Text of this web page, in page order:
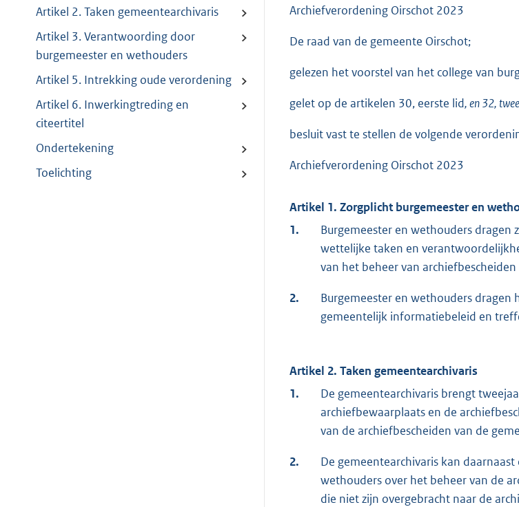
Artikel 2. Taken gemeentearchivaris
Artikel 3. Verantwoording door
burgemeester en wethouders
Artikel 5. Intrekking oude verordening
Artikel 6. Inwerkingtreding en
citeertitel
Ondertekening
Toelichting
Archiefverordening Oirschot 2023
De raad van de gemeente Oirschot;
gelezen het voorstel van het college van
gelet op de artikelen 30, eerste lid, en 32,
besluit vast te stellen de volgende
Archiefverordening Oirschot 2023
Artikel 1. Zorgplicht burgemeester en
1.
Burgemeester en wethouders
wettelijke taken en
van het beheer van
2.
Burgemeester en wethouders
gemeentelijk informatiebeleid en
Artikel 2. Taken gemeentearchivaris
1.
De gemeentearchivaris brengt
archiefbewaarplaats en de
van de archiefbescheiden van de
2.
De gemeentearchivaris kan
wethouders over het beheer van de
die niet zijn overgebracht naar de